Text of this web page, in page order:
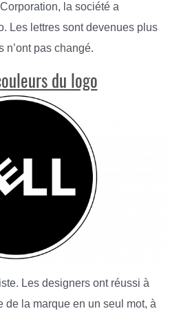
la société a
Les lettres sont devenues plus
n’ont pas changé.
du logo
Les designers ont réussi à
de la marque en un seul mot, à